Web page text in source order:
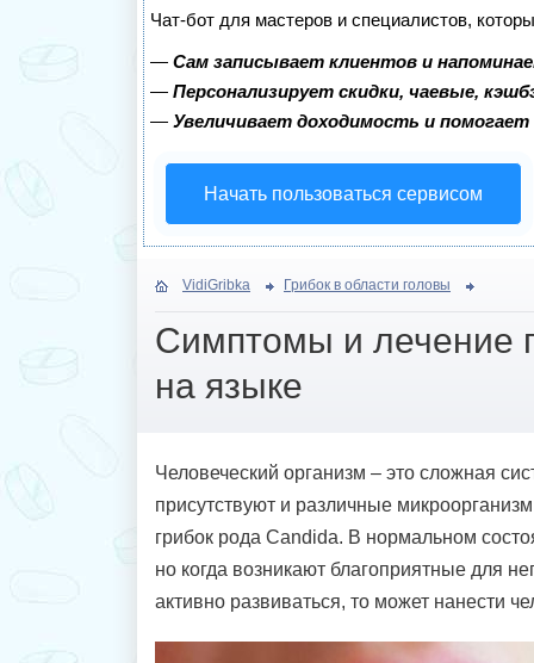
Чат-бот для мастеров и специалистов,
— Сам записывает клиентов и
— Персонализирует скидки, чаевые,
— Увеличивает доходимость и
Начать пользоваться сервисом
VidiGribka Грибок в области головы
Симптомы и лечение
на языке
Человеческий организм – это сложная
присутствуют и различные
грибок рода Candida. В нормальном
но когда возникают благоприятные для
активно развиваться, то может нанести